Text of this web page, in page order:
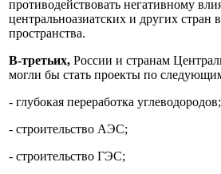
противодействовать негативному
центральноазиатских и других
пространства.
В-третьих, России и странам
могли бы стать проекты по
- глубокая переработка углеводородов;
- строительство АЭС;
- строительство ГЭС;